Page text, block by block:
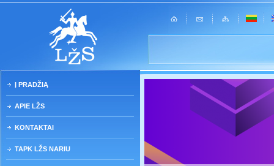
Į PRADŽIĄ
APIE LŽS
KONTAKTAI
TAPK LŽS NARIU